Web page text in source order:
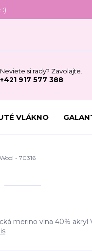
Neviete si rady? Zavolajte.
+421 917 577 388
VLÁKNO
- 70316
merino vlna 40%